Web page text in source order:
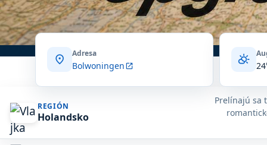
location_on Adresa
Bolwoningenopen_in_new partly_cloudy_day
REGIÓN
Holandsko
Prelínajú sa